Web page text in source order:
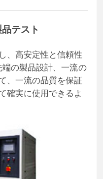
テスト
、高安定性と信頼性
の製品設計、一流の
、一流の品質を保証
確実に使用できるよ